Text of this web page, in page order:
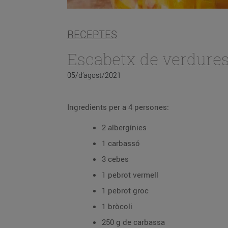
RECEPTES
Escabetx de
05/d’agost/2021
Ingredients per a 4 persones:
2 albergínies
1 carbassó
3 cebes
1 pebrot vermell
1 pebrot groc
1 bròcoli
250 g de carbassa